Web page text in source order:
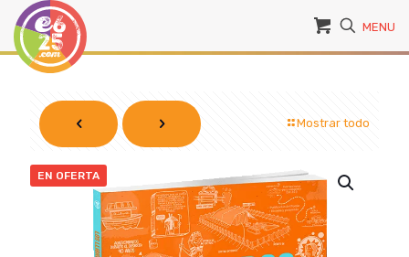
MENU
Mostrar todo
EN OFERTA